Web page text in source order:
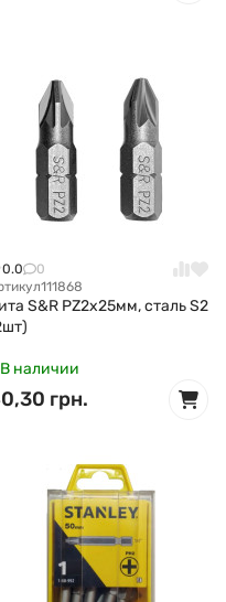
0.0
0
111868
S&R PZ2x25мм, сталь S2
В наличии
грн.